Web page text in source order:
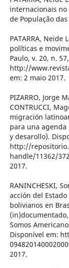
internacionais no
de População
PATARRA,
políticas e
Paulo, v. 20, n.
http://
em: 2 maio 2017.
PIZARRO, Jorge
CONTRUCCI,
migración
para una agenda
y desarollo).
http://
handle/11362/
2017.
RANINCHESKI,
acción del
bolivianos en
Somos
Disponível em:
2017.